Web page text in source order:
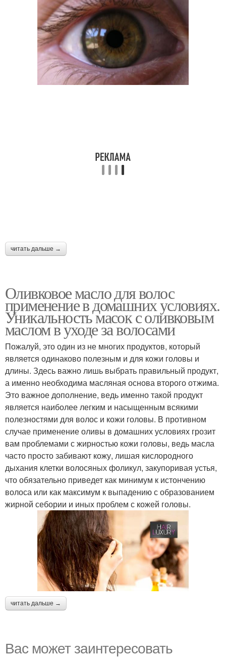
читать дальше →
Оливковое масло для волос
применение в домашних условиях.
Уникальность масок с оливковым
маслом в уходе за волосами
Пожалуй, это один из не многих продуктов, который
является одинаково полезным и для кожи головы и
длины. Здесь важно лишь выбрать правильный продукт,
а именно необходима масляная основа второго отжима.
Это важное дополнение, ведь именно такой продукт
является наиболее легким и насыщенным всякими
полезностями для волос и кожи головы. В противном
случае применение оливы в домашних условиях грозит
вам проблемами с жирностью кожи головы, ведь масла
часто просто забивают кожу, лишая кислородного
дыхания клетки волосяных фоликул, закупоривая устья,
что обязательно приведет как минимум к истончению
волоса или как максимум к выпадению с образованием
жирной себории и иных проблем с кожей головы.
читать дальше →
Вас может заинтересовать